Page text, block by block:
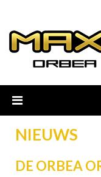
NIEUWS
DE ORBEA